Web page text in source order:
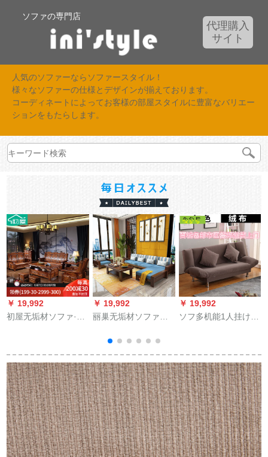
ソファの専門店
代理購入
サイト
人気のソファーならソファースタイル！
様々なソファーの仕様とデザインが揃えております。
コーディネートによってお客様の部屋スタイルに豊富なバリエー
ションをもたらします。
￥ 19,992
初屋无垢材ソファ·フ·
の家具の家庭用别荘
の中华の透かし模様
の実木の保存物のソ
ファァ·の赤檀の色
￥ 19,992
丽巢无垢材ソファァ
転换角ソファセン27
人位+gif畳+LD 51
￥ 19,992
ソフ多机能1人挂け2
ルがあります。小型
のプレプの简易约ド
レスファ。ベッドグ
ーレの3人が挂けま
す。1.8メ-トルのとこ
ろに二つの抱き枕が
あります。